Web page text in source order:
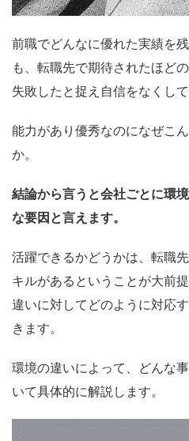
前職でどんなに優れた実績を
も、転職先で期待されたほど
失敗したと捉え自信をなくし
能力があり優秀なのになぜこ
か。
結論から言うと会社ごとに環
な要因と言えます。
活躍できるかどうかは、転職
キルがあるということが大前
違いに対してどのように対応
きます。
環境の違いによって、どんな
いて具体的に解説します。